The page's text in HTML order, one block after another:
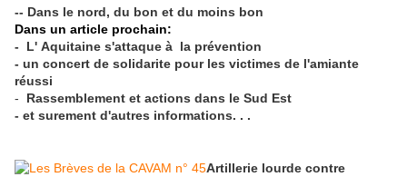
-- Dans le nord, du bon et du moins bon
Dans un article prochain:
- L' Aquitaine s'attaque à la prévention
- un concert de solidarite pour les victimes de l'amiante
réussi
- Rassemblement et actions dans le Sud Est
- et surement d'autres informations. . .
Artillerie lourde contre